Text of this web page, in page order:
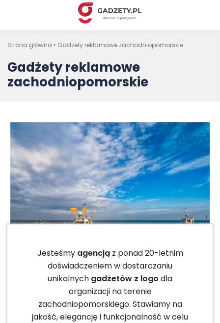
Strona główna • Gadżety reklamowe zachodniopomorskie
Gadżety reklamowe
zachodniopomorskie
Jesteśmy agencjąz ponad 20-letnim
doświadczeniem w dostarczaniu
unikalnych gadżetów z logo dla
organizacji na terenie
zachodniopomorskiego. Stawiamy na
jakość, elegancję i funkcjonalność w celu